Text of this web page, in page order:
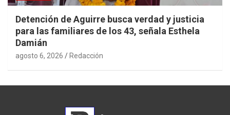
Detención de Aguirre busca verdad y justicia
para las familiares de los 43, señala Esthela
Damián
agosto 6, 2026 Redacción